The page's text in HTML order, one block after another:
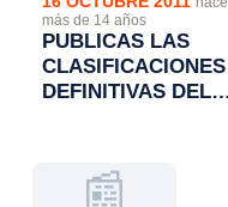
más de 14 años
PUBLICAS LAS
CLASIFICACIONES
DEFINITIVAS DEL
MAYENCOS.
📰